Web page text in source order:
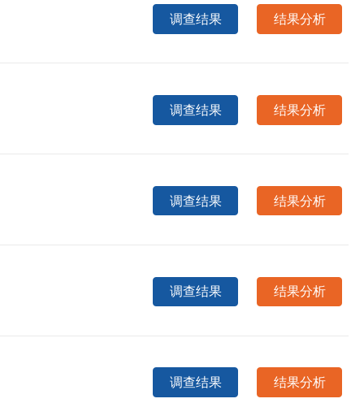
调查结果 结果分析
调查结果 结果分析
调查结果 结果分析
调查结果 结果分析
调查结果 结果分析